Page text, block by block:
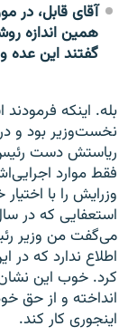
آقای قابل، در
همین اندازه
گفتند این عده
بله. اینکه
نخست‌وزیر بود و
ریاستش دست
فقط موارد
وزرایش را با
می‌گفت من وزیر
اطلاع ندارد که
کرد. خوب این
انداخته و از حق
اینجوری کار کند.